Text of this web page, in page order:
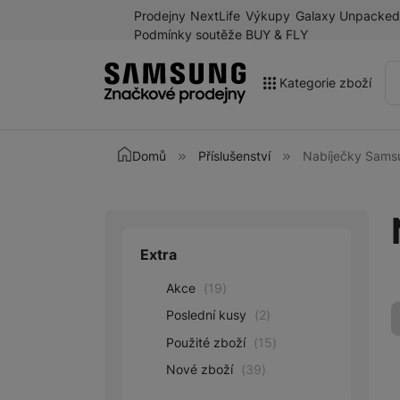
Prodejny NextLife Výkupy Galaxy Unpacked
Podmínky soutěže BUY & FLY
Kategorie zboží
Akce
Mobilní telefony
Chytré hodinky
Sluchátka
Domů Příslušenství Nabíječky
Upřesnit
Extra
Akce (19)
Poslední kusy
(2)
Použité zboží (15)
Nové zboží (39)